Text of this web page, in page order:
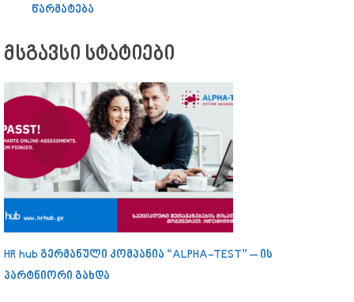
წარმატება
მსგავსი სტატიები
HR hub გერმანული კომპანია “ALPHA-TEST” – ის
პარტნიორი გახდა